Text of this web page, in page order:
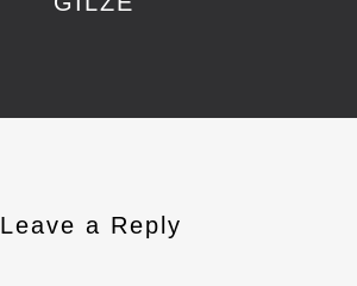
Leave a Reply